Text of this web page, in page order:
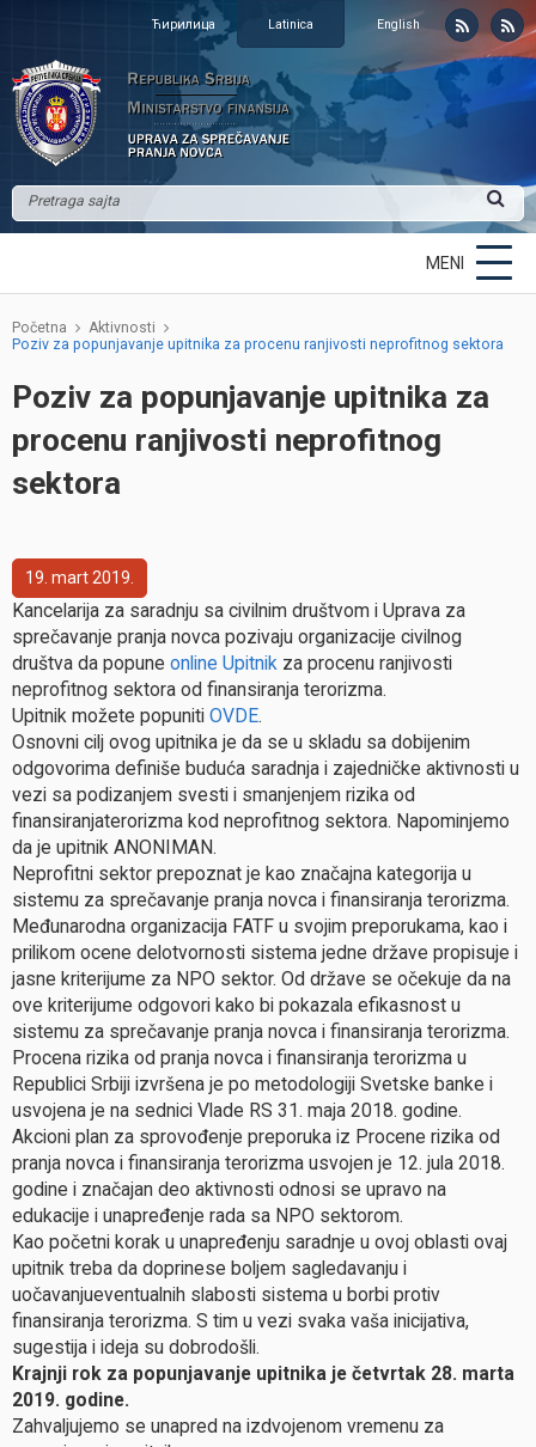
Ћирилица Latinica English
MENI
Početna
Aktivnosti
Poziv za popunjavanje upitnika za procenu ranjivosti neprofitnog sektora
Poziv za popunjavanje upitnika za
procenu ranjivosti neprofitnog
sektora
19 mart2019
Kancelarija za saradnju sa civilnim društvom i Uprava za
sprečavanje pranja novca pozivaju organizacije civilnog
društva da popune online Upitnik za procenu ranjivosti
neprofitnog sektora od finansiranja terorizma.
Upitnik možete popuniti OVDE.
Osnovni cilj ovog upitnika je da se u skladu sa dobijenim
odgovorima definiše buduća saradnja i zajedničke aktivnosti u
vezi sa podizanjem svesti i smanjenjem rizika od
finansiranjaterorizma kod neprofitnog sektora. Napominjemo
da je upitnik ANONIMAN.
Neprofitni sektor prepoznat je kao značajna kategorija u
sistemu za sprečavanje pranja novca i finansiranja terorizma.
Međunarodna organizacija FATF u svojim preporukama, kao i
prilikom ocene delotvornosti sistema jedne države propisuje i
jasne kriterijume za NPO sektor. Od države se očekuje da na
ove kriterijume odgovori kako bi pokazala efikasnost u
sistemu za sprečavanje pranja novca i finansiranja terorizma.
Procena rizika od pranja novca i finansiranja terorizma u
Republici Srbiji izvršena je po metodologiji Svetske banke i
usvojena je na sednici Vlade RS 31. maja 2018. godine.
Akcioni plan za sprovođenje preporuka iz Procene rizika od
pranja novca i finansiranja terorizma usvojen je 12. jula 2018.
godine i značajan deo aktivnosti odnosi se upravo na
edukacije i unapređenje rada sa NPO sektorom.
Kao početni korak u unapređenju saradnje u ovoj oblasti ovaj
upitnik treba da doprinese boljem sagledavanju i
uočavanjueventualnih slabosti sistema u borbi protiv
finansiranja terorizma. S tim u vezi svaka vaša inicijativa,
sugestija i ideja su dobrodošli.
Krajnji rok za popunjavanje upitnika je četvrtak 28. marta
2019. godine.
Zahvaljujemo se unapred na izdvojenom vremenu za